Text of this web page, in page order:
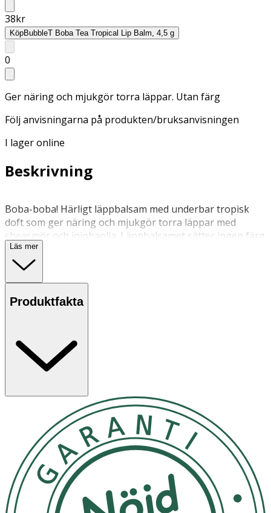
38kr
KöpBubbleT Boba Tea Tropical Lip Balm, 4,5 g
0
Ger näring och mjukgör torra läppar. Utan färg
Följ anvisningarna på produkten/bruksanvisningen
I lager online
Beskrivning
Boba-boba! Härligt läppbalsam med underbar tropisk
doft som ger näring och mjukgör torra läppar med
sheasmör och jojobaolja. Läppbalsamet sätter ingen färg
och kan användas av alla i familjen. Boba Tea-serien
från BubbleT är inspirerad av det populära bubbelteet,
med himmelska dofter. Vegansk.
Undvik extrem temperaturförandring och direkt solljus.
OK för gravida och ammande:
Ricinus Communis Seed Oil, Synthetic Wax,
Butyrospermum Parkii Butter, Caprylic/Capric
Triglyceride, Helianthus Annuus Seed Cera, Isopropyl
Mirystate, Prunus Amygdalus Dulcis Oil, Argania Spinosa
Kernel Oil, Simmondisia Chinensis Seed Oil, Aroma,
Helianthus Annuus Seed Oil, Tocopherol, Linalool, (+/-) CI
15850, 19140.
Läs mer
Produktfakta